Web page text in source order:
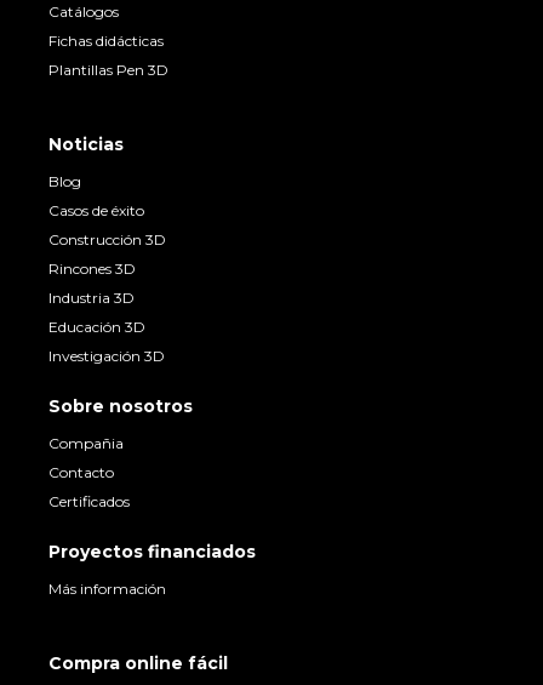
Catálogos
Fichas didácticas
Plantillas Pen 3D
Noticias
Blog
Casos de éxito
Construcción 3D
Rincones 3D
Industria 3D
Educación 3D
Investigación 3D
Sobre nosotros
Compañia
Contacto
Certificados
Proyectos financiados
Más información
Compra online fácil